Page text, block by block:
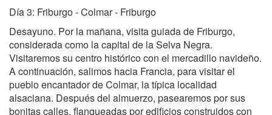
Día 3: Friburgo - Colmar - Friburgo
Desayuno. Por la mañana, visita guiada de Friburgo,
considerada como la capital de la Selva Negra.
Visitaremos su centro histórico con el mercadillo navideño.
A continuación, salimos hacia Francia, para visitar el
pueblo encantador de Colmar, la típica localidad
alsaciana. Después del almuerzo, pasearemos por sus
bonitas calles, flanqueadas por edificios construidos con